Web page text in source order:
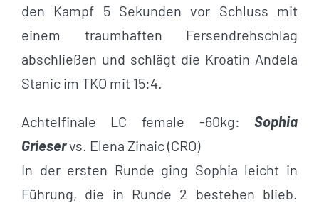
den Kampf 5 Sekunden vor Schluss mit
einem traumhaften Fersendrehschlag
abschließen und schlägt die Kroatin Andela
Stanic im TKO mit 15:4.
Achtelfinale LC female -60kg:Sophia
Grieservs. Elena Zinaic (CRO)
In der ersten Runde ging Sophia leicht in
Führung, die in Runde 2 bestehen blieb.